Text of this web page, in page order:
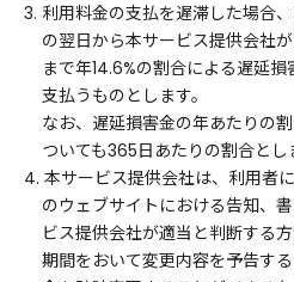
3. 利用料金の支払を遅滞した場合
の翌日から本サービス提供会社
まで年14.6%の割合による遅延
支払うものとします。
なお、遅延損害金の年あたりの
ついても365日あたりの割合とし
4. 本サービス提供会社は、利用者
のウェブサイトにおける告知、
ビス提供会社が適当と判断する
期間をおいて変更内容を予告す